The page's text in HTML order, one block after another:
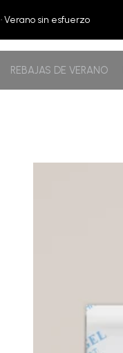
· Verano sin esfuerzo
REBAJAS DE VERANO